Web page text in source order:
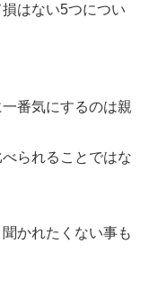
はない5つについ
番気にするのは親
られることではな
かれたくない事も